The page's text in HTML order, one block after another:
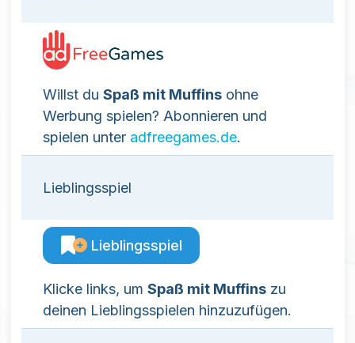
Willst du Spaß mit Muffins ohne
Werbung spielen? Abonnieren und
spielen unter adfreegames.de.
Lieblingsspiel
Lieblingsspiel
Klicke links, um Spaß mit Muffins zu
deinen Lieblingsspielen hinzuzufügen.